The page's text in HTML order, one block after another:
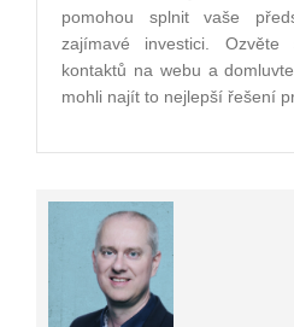
pomohou splnit vaše
zajímavé investici.
kontaktů na webu a
mohli najít to nejlepší řešení